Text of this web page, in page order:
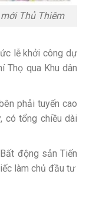
Thủ Thiêm
lễ khởi công dự
Thọ qua Khu dân
phải tuyến cao
có tổng chiều dài
động sản Tiến
làm chủ đầu tư